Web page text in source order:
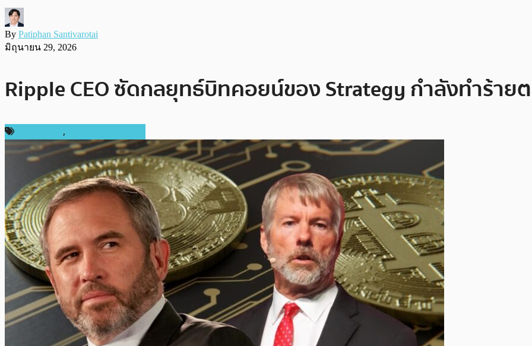
By Patiphan Santivarotai
มิถุนายน 29, 2026
Ripple CEO ซัดกลยุทธ์บิทคอยน์ของ Strategy กำลังทำร้าย
,